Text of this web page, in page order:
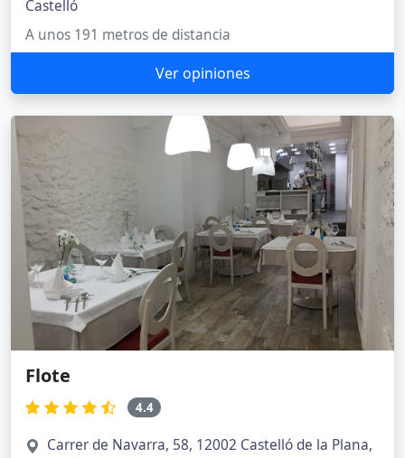
Castelló
A unos 191 metros de distancia
Ver opiniones
Flote
4.4
Carrer de Navarra, 58, 12002 Castelló de la Plana,